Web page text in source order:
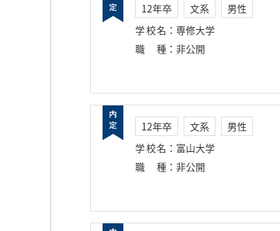
12年卒 文系
男性
学校名 ： 専修大学
職種 ： 非公開
12年卒 文系
男性
学校名 ： 富山大学
職種 ： 非公開